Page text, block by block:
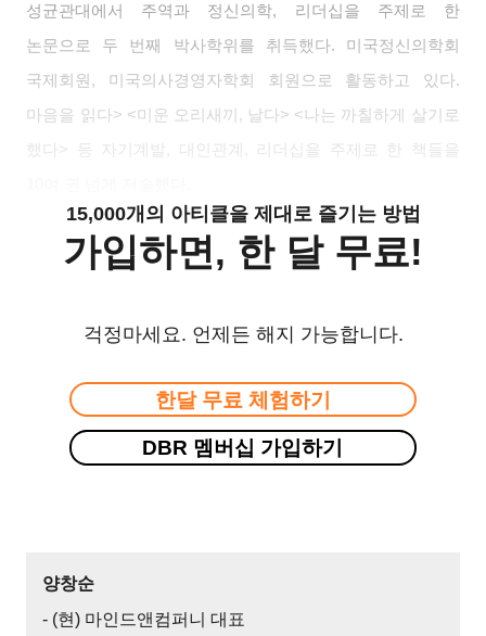
성균관대에서 주역과 정신의학, 리더십을 주제로 한
논문으로 두 번째 박사학위를 취득했다. 미국정신의학회
국제회원 , 미국의사경영자학회 회원으로 활동하고 있다.
마음을 읽다 > <미운 오리새끼 , 날다 > <나는 까칠하게 살기로
했다
> 등 자기계발 대인관계
리더십을 주제로 한 책들을
15,000개의 아티클을 제대로 즐기는 방법
가입하면, 한 달 무료!
걱정마세요. 언제든 해지 가능합니다.
한달 무료 체험하기
DBR 멤버십 가입하기
양창순
- (현) 마인드앤컴퍼니 대표